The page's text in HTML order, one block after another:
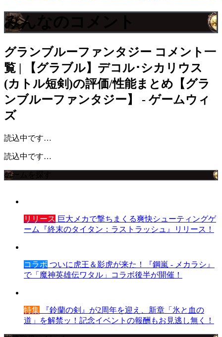
みんなのコメント
グランブルーファンタジー コメント一
覧 | 【グラブル】デコル･シカリウス
(カトル短剣)の評価/性能まとめ【グラ
ンブルーファンタジー】 - ゲームウィ
ズ
読込中です…
読込中です…
ゲームを探す
リリース 巨大メカで撃ちまくる爽快シューティングゲ
ーム『終末のタイタン：ラストラッシュ』リリース！
コラボ ついに虎王＆影虎が来た！『鋼嵐 - メカラシ』
で「魔神英雄伝ワタル」コラボ後半が開催！
特集 『鈴蘭の剣』が2周年を迎え、新章「氷と血の
道」を解禁ッ！記念イベントの報酬もお見逃し無く！